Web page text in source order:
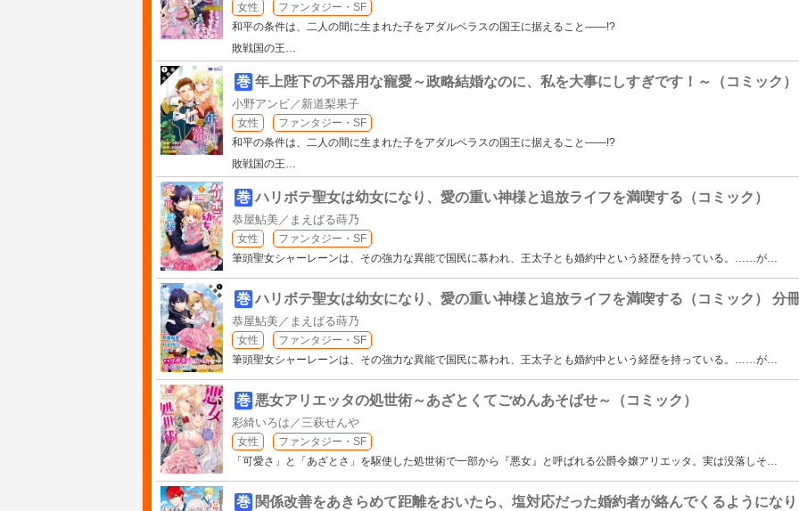
女性
ファンタジー・SF
和平の条件は、二人の間に生まれた子をアダルベラスの国王に据えること――!?
敗戦国の王…
巻 年上陛下の不器用な寵愛～政略結婚なのに、私を大事にしすぎです！～（コミック
小野アンビ／新道梨果子
女性
ファンタジー・SF
和平の条件は、二人の間に生まれた子をアダルベラスの国王に据えること――!?
敗戦国の王…
巻 ハリボテ聖女は幼女になり、愛の重い神様と追放ライフを満喫する（コミック）
恭屋鮎美／まえばる蒔乃
女性
ファンタジー・SF
筆頭聖女シャーレーンは、その強力な異能で国民に慕われ、王太子とも婚約中という経歴を持っている。……が…
巻 ハリボテ聖女は幼女になり、愛の重い神様と追放ライフを満喫する（コミック） 分
恭屋鮎美／まえばる蒔乃
女性
ファンタジー・SF
筆頭聖女シャーレーンは、その強力な異能で国民に慕われ、王太子とも婚約中という経歴を持っている。……が…
巻 悪女アリエッタの処世術～あざとくてごめんあそばせ～（コミック）
彩綺いろは／三萩せんや
女性
ファンタジー・SF
「可愛さ」と「あざとさ」を駆使した処世術で一部から『悪女』と呼ばれる公爵令嬢アリエッタ。実は没落しそ…
巻 関係改善をあきらめて距離をおいたら、塩対応だった婚約者が絡んでくるようにな